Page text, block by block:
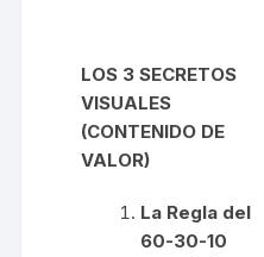
LOS 3 SECRETOS
VISUALES
(CONTENIDO DE
VALOR)
La Regla del
60-30-10